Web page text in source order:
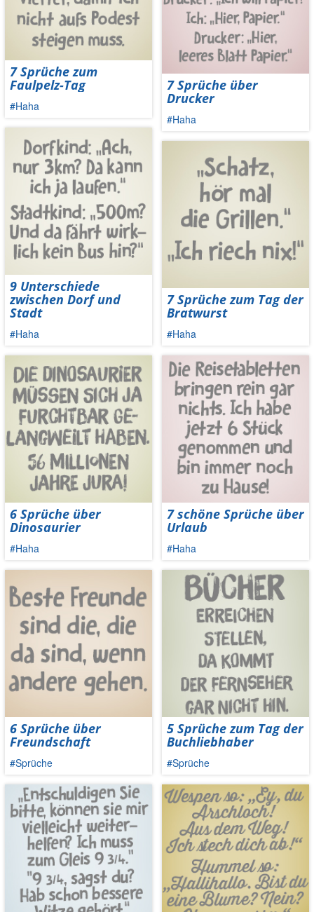
7 Sprüche zum
Faulpelz-Tag
#Haha
9 Unterschiede
zwischen Dorf und
Stadt
#Haha
6 Sprüche über
Dinosaurier
#Haha
6 Sprüche über
Freundschaft
#Sprüche
7 Sprüche über
Drucker
#Haha
7 Sprüche zum Tag der
Bratwurst
#Haha
7 schöne Sprüche über
Urlaub
#Haha
5 Sprüche zum Tag der
Buchliebhaber
#Sprüche